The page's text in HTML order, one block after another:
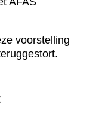
voorstelling